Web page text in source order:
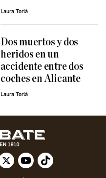
Laura Torlà
Dos muertos y dos
heridos en un
accidente entre dos
coches en Alicante
Laura Torlà